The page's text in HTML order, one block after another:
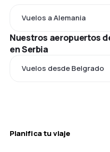
Vuelos a Alemania
Nuestros aeropuertos
en Serbia
Vuelos desde Belgrado
Planifica tu viaje